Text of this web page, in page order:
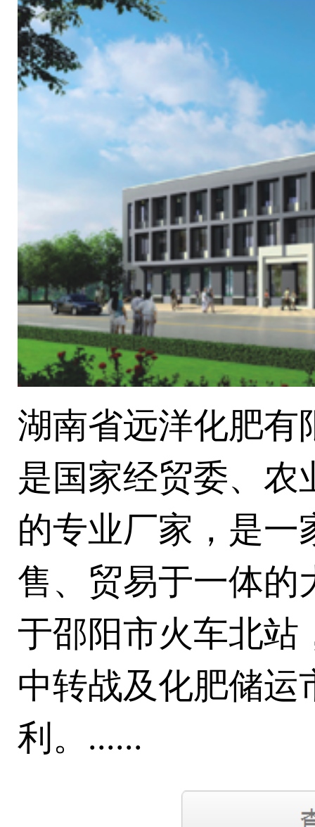
湖南省远洋化肥有
是国家经贸委、农
的专业厂家，是一
售、贸易于一体的
于邵阳市火车北站
中转战及化肥储运
利。......